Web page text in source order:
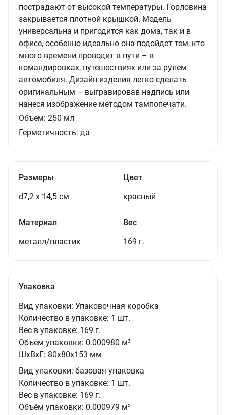
пострадают от высокой температуры. Горловина
закрывается плотной крышкой. Модель
универсальна и пригодится как дома, так и в
офисе, особенно идеально она подойдет тем, кто
много времени проводит в пути – в
командировках, путешествиях или за рулем
автомобиля. Дизайн изделия легко сделать
оригинальным – выгравировав надпись или
нанеся изображение методом тампопечати.
Объем: 250 мл
Герметичность: да
Размеры
d7,2 х 14,5 см
Цвет
красный
Материал
металл/пластик
Вес
169 г.
Упаковка
Вид упаковки: Упаковочная коробка
Количество в упаковке: 1 шт.
Вес в упаковке: 169 г.
Объём упаковки: 0.000980 м³
ШxВxГ: 80x80x153 мм
Вид упаковки: базовая упаковка
Количество в упаковке: 1 шт.
Вес в упаковке: 169 г.
Объём упаковки: 0.000979 м³